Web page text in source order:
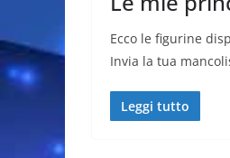
Ecco le figurine
Invia la tua
Leggi tutto